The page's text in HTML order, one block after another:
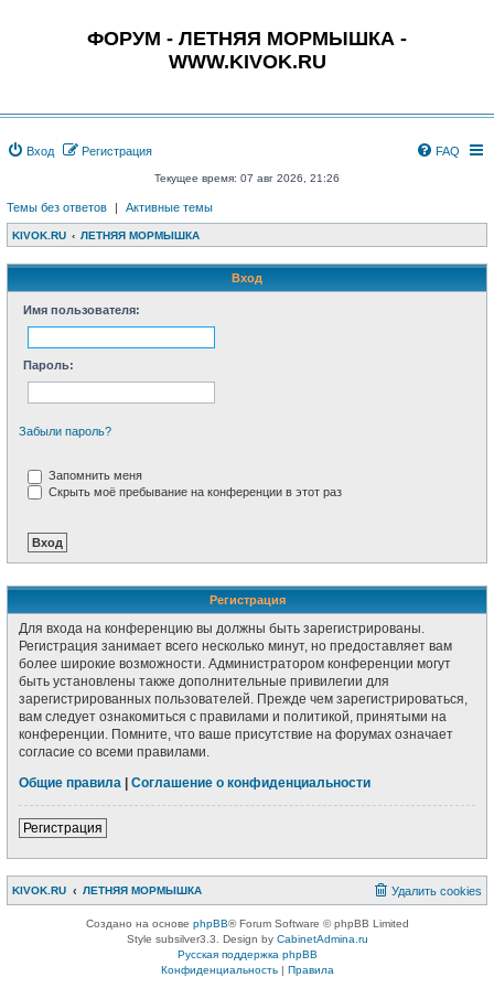
ФОРУМ - ЛЕТНЯЯ МОРМЫШКА -
WWW.KIVOK.RU
Вход Регистрация FAQ
Текущее время: 07 авг 2026, 21:26
Темы без ответов | Активные темы
KIVOK.RU ЛЕТНЯЯ МОРМЫШКА
Вход
Имя пользователя:
Пароль:
Забыли пароль?
Запомнить меня
Скрыть моё пребывание на конференции в этот раз
Регистрация
Для входа на конференцию вы должны быть зарегистрированы.
Регистрация занимает всего несколько минут, но предоставляет вам
более широкие возможности. Администратором конференции могут
быть установлены также дополнительные привилегии для
зарегистрированных пользователей. Прежде чем зарегистрироваться,
вам следует ознакомиться с правилами и политикой, принятыми на
конференции. Помните, что ваше присутствие на форумах означает
согласие со всеми правилами.
Общие правила
Соглашение о конфиденциальности
Регистрация
KIVOK.RU ЛЕТНЯЯ МОРМЫШКА Удалить cookies
Создано на основе phpBB® Forum Software © phpBB Limited
Style subsilver3.3. Design by CabinetAdmina.ru
Русская поддержка phpBB
Конфиденциальность| Правила